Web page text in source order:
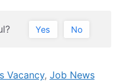
Yes No
Vacancy, Job News